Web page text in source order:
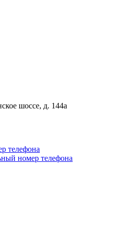
шоссе, д. 144а
телефона
номер телефона